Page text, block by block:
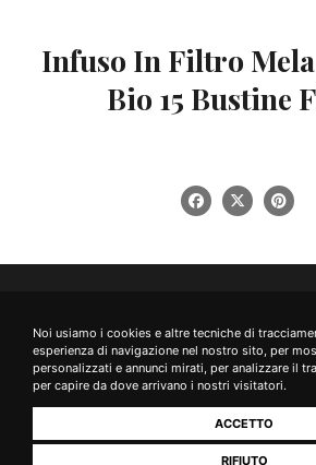
Noi usiamo i cookies e altre tecniche di
esperienza di navigazione nel nostro sito, per
personalizzati e annunci mirati, per analizzare il
per capire da dove arrivano i nostri visitatori.
ACCETTO
RIFIUTO
Infuso In Filtro
Bio 15 Bustine
Rimani connesso
I NOSTRI CANALI SOCIAL